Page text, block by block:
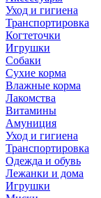
Уход и гигиена
Транспортировка
Когтеточки
Игрушки
Собаки
Сухие корма
Влажные корма
Лакомства
Витамины
Амуниция
Уход и гигиена
Транспортировка
Одежда и обувь
Лежанки и дома
Игрушки